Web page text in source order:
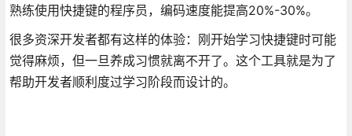
熟练使用快捷键的程序员，编码速度能提高20%-30%。
很多资深开发者都有这样的体验：刚开始学习快捷键时可能
觉得麻烦，但一旦养成习惯就离不开了。这个工具就是为了
帮助开发者顺利度过学习阶段而设计的。